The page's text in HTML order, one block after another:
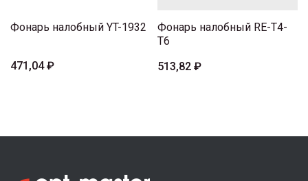
Фонарь налобный YT-1932
471,04 ₽
Фонарь налобный RE-T4-
T6
513,82 ₽